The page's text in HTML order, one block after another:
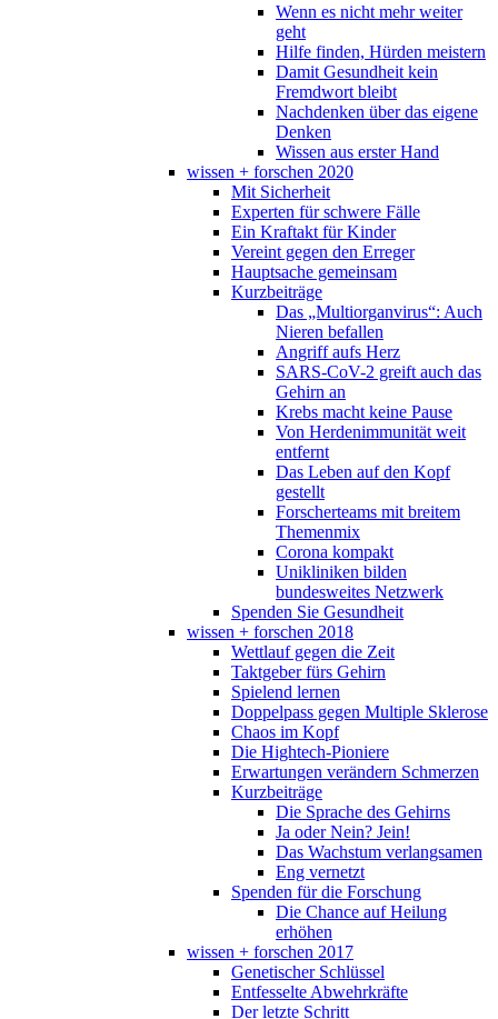
Wenn es nicht mehr weiter
geht
Hilfe finden, Hürden meistern
Damit Gesundheit kein
Fremdwort bleibt
Nachdenken über das eigene
Denken
Wissen aus erster Hand
wissen + forschen 2020
Mit Sicherheit
Experten für schwere Fälle
Ein Kraftakt für Kinder
Vereint gegen den Erreger
Hauptsache gemeinsam
Kurzbeiträge
Das „Multiorganvirus“: Auch
Nieren befallen
Angriff aufs Herz
SARS-CoV-2 greift auch das
Gehirn an
Krebs macht keine Pause
Von Herdenimmunität weit
entfernt
Das Leben auf den Kopf
gestellt
Forscherteams mit breitem
Themenmix
Corona kompakt
Unikliniken bilden
bundesweites Netzwerk
Spenden Sie Gesundheit
wissen + forschen 2018
Wettlauf gegen die Zeit
Taktgeber fürs Gehirn
Spielend lernen
Doppelpass gegen Multiple Sklerose
Chaos im Kopf
Die Hightech-Pioniere
Erwartungen verändern Schmerzen
Kurzbeiträge
Die Sprache des Gehirns
Ja oder Nein? Jein!
Das Wachstum verlangsamen
Eng vernetzt
Spenden für die Forschung
Die Chance auf Heilung
erhöhen
wissen + forschen 2017
Genetischer Schlüssel
Entfesselte Abwehrkräfte
Der letzte Schritt